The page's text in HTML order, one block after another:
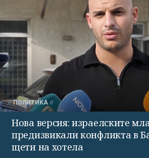
ПОЛИТИКА
Нова версия: израелските
предизвикали конфликта в
щети на хотела